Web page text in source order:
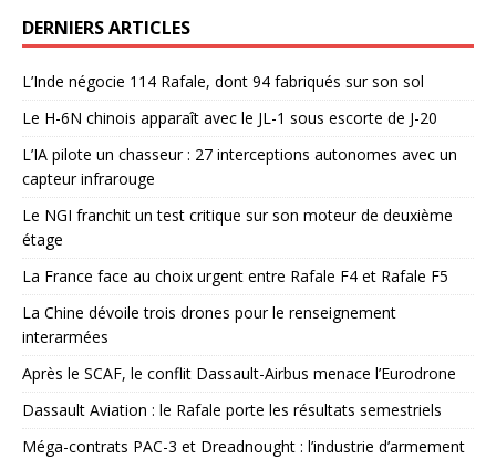
DERNIERS ARTICLES
L’Inde négocie 114 Rafale, dont 94 fabriqués sur son sol
Le H-6N chinois apparaît avec le JL-1 sous escorte de J-20
L’IA pilote un chasseur : 27 interceptions autonomes avec un
capteur infrarouge
Le NGI franchit un test critique sur son moteur de deuxième
étage
La France face au choix urgent entre Rafale F4 et Rafale F5
La Chine dévoile trois drones pour le renseignement
interarmées
Après le SCAF, le conflit Dassault-Airbus menace l’Eurodrone
Dassault Aviation : le Rafale porte les résultats semestriels
Méga-contrats PAC-3 et Dreadnought : l’industrie d’armement